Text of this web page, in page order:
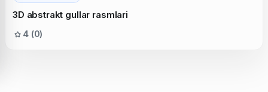
3D abstrakt gullar rasmlari
4 (0)